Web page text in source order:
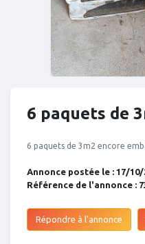
6 paquets de
6 paquets de 3m2 encore
Annonce postée le : 17/10/
Référence de l'annonce :
Répondre à l'annonce